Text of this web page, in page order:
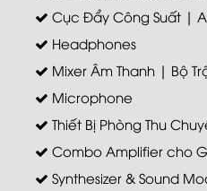
Cục Đẩy Công Suất |
Headphones
Mixer Âm Thanh | Bộ
Microphone
Thiết Bị Phòng Thu
Combo Amplifier cho
Synthesizer & Sound